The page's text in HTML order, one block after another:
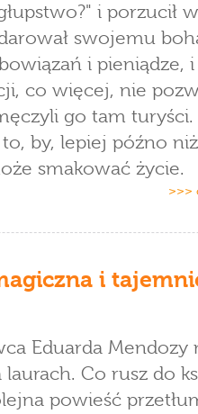
i porzucił
swojemu
i pieniądze, i
co więcej, nie
go tam turyści.
by, lepiej późno
smakować życie.
>>>
i
Eduarda Mendozy
laurach. Co rusz do
powieść